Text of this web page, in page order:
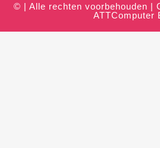
© | Alle rechten voorbehouden |
ATTComputer